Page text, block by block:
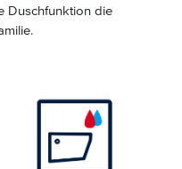
Duschfunktion die